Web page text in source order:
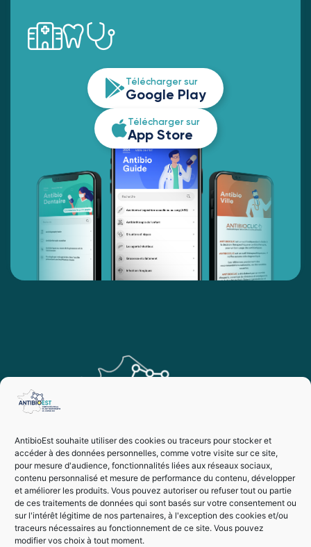
AntibioEst souhaite utiliser des cookies ou traceurs pour stocker et
accéder à des données personnelles, comme votre visite sur ce site,
pour mesure d'audience, fonctionnalités liées aux réseaux sociaux,
contenu personnalisé et mesure de performance du contenu, développer
et améliorer les produits. Vous pouvez autoriser ou refuser tout ou partie
de ces traitements de données qui sont basés sur votre consentement ou
sur l'intérêt légitime de nos partenaires, à l'exception des cookies et/ou
traceurs nécessaires au fonctionnement de ce site. Vous pouvez
modifier vos choix à tout moment.
Télécharger sur
Google Play
Télécharger sur
App Store